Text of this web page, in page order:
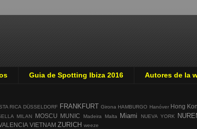
Guia de Spotting Ibiza 2016 Autores de la
RICA DÜSSELDORF FRANKFURT Girona HAMBURGO Hanóver Hong
MILAN MOSCU MUNIC Madeira Malta Miami NUEVA YORK
VIETNAM ZURICH weeze